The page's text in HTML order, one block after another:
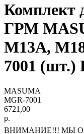
Комплект
ГРМ
M13A,
7001 (шт.)
MASUMA
MGR-7001
6721,00
р.
ВНИМАНИЕ!!! МЫ